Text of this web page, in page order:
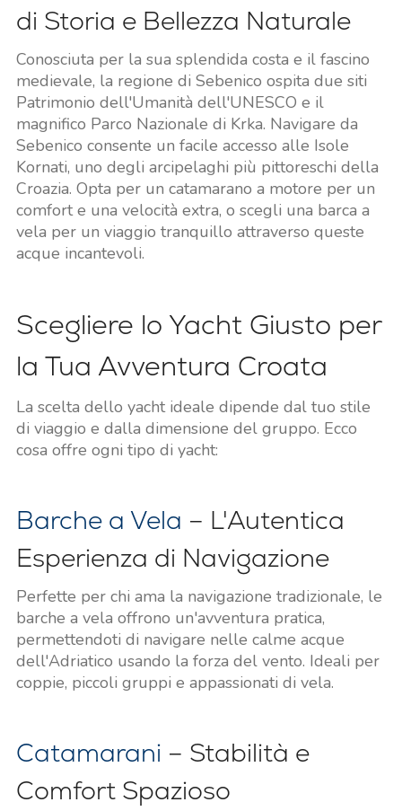
di Storia e Bellezza Naturale
Conosciuta per la sua splendida costa e il fascino
medievale, la regione di Sebenico ospita due siti
Patrimonio dell'Umanità dell'UNESCO e il
magnifico Parco Nazionale di Krka. Navigare da
Sebenico consente un facile accesso alle Isole
Kornati, uno degli arcipelaghi più pittoreschi della
Croazia. Opta per un catamarano a motore per un
comfort e una velocità extra, o scegli una barca a
vela per un viaggio tranquillo attraverso queste
acque incantevoli.
Scegliere lo Yacht Giusto per
la Tua Avventura Croata
La scelta dello yacht ideale dipende dal tuo stile
di viaggio e dalla dimensione del gruppo. Ecco
cosa offre ogni tipo di yacht:
Barche a Vela – L'Autentica
Esperienza di Navigazione
Perfette per chi ama la navigazione tradizionale, le
barche a vela offrono un'avventura pratica,
permettendoti di navigare nelle calme acque
dell'Adriatico usando la forza del vento. Ideali per
coppie, piccoli gruppi e appassionati di vela.
Catamarani – Stabilità e
Comfort Spazioso